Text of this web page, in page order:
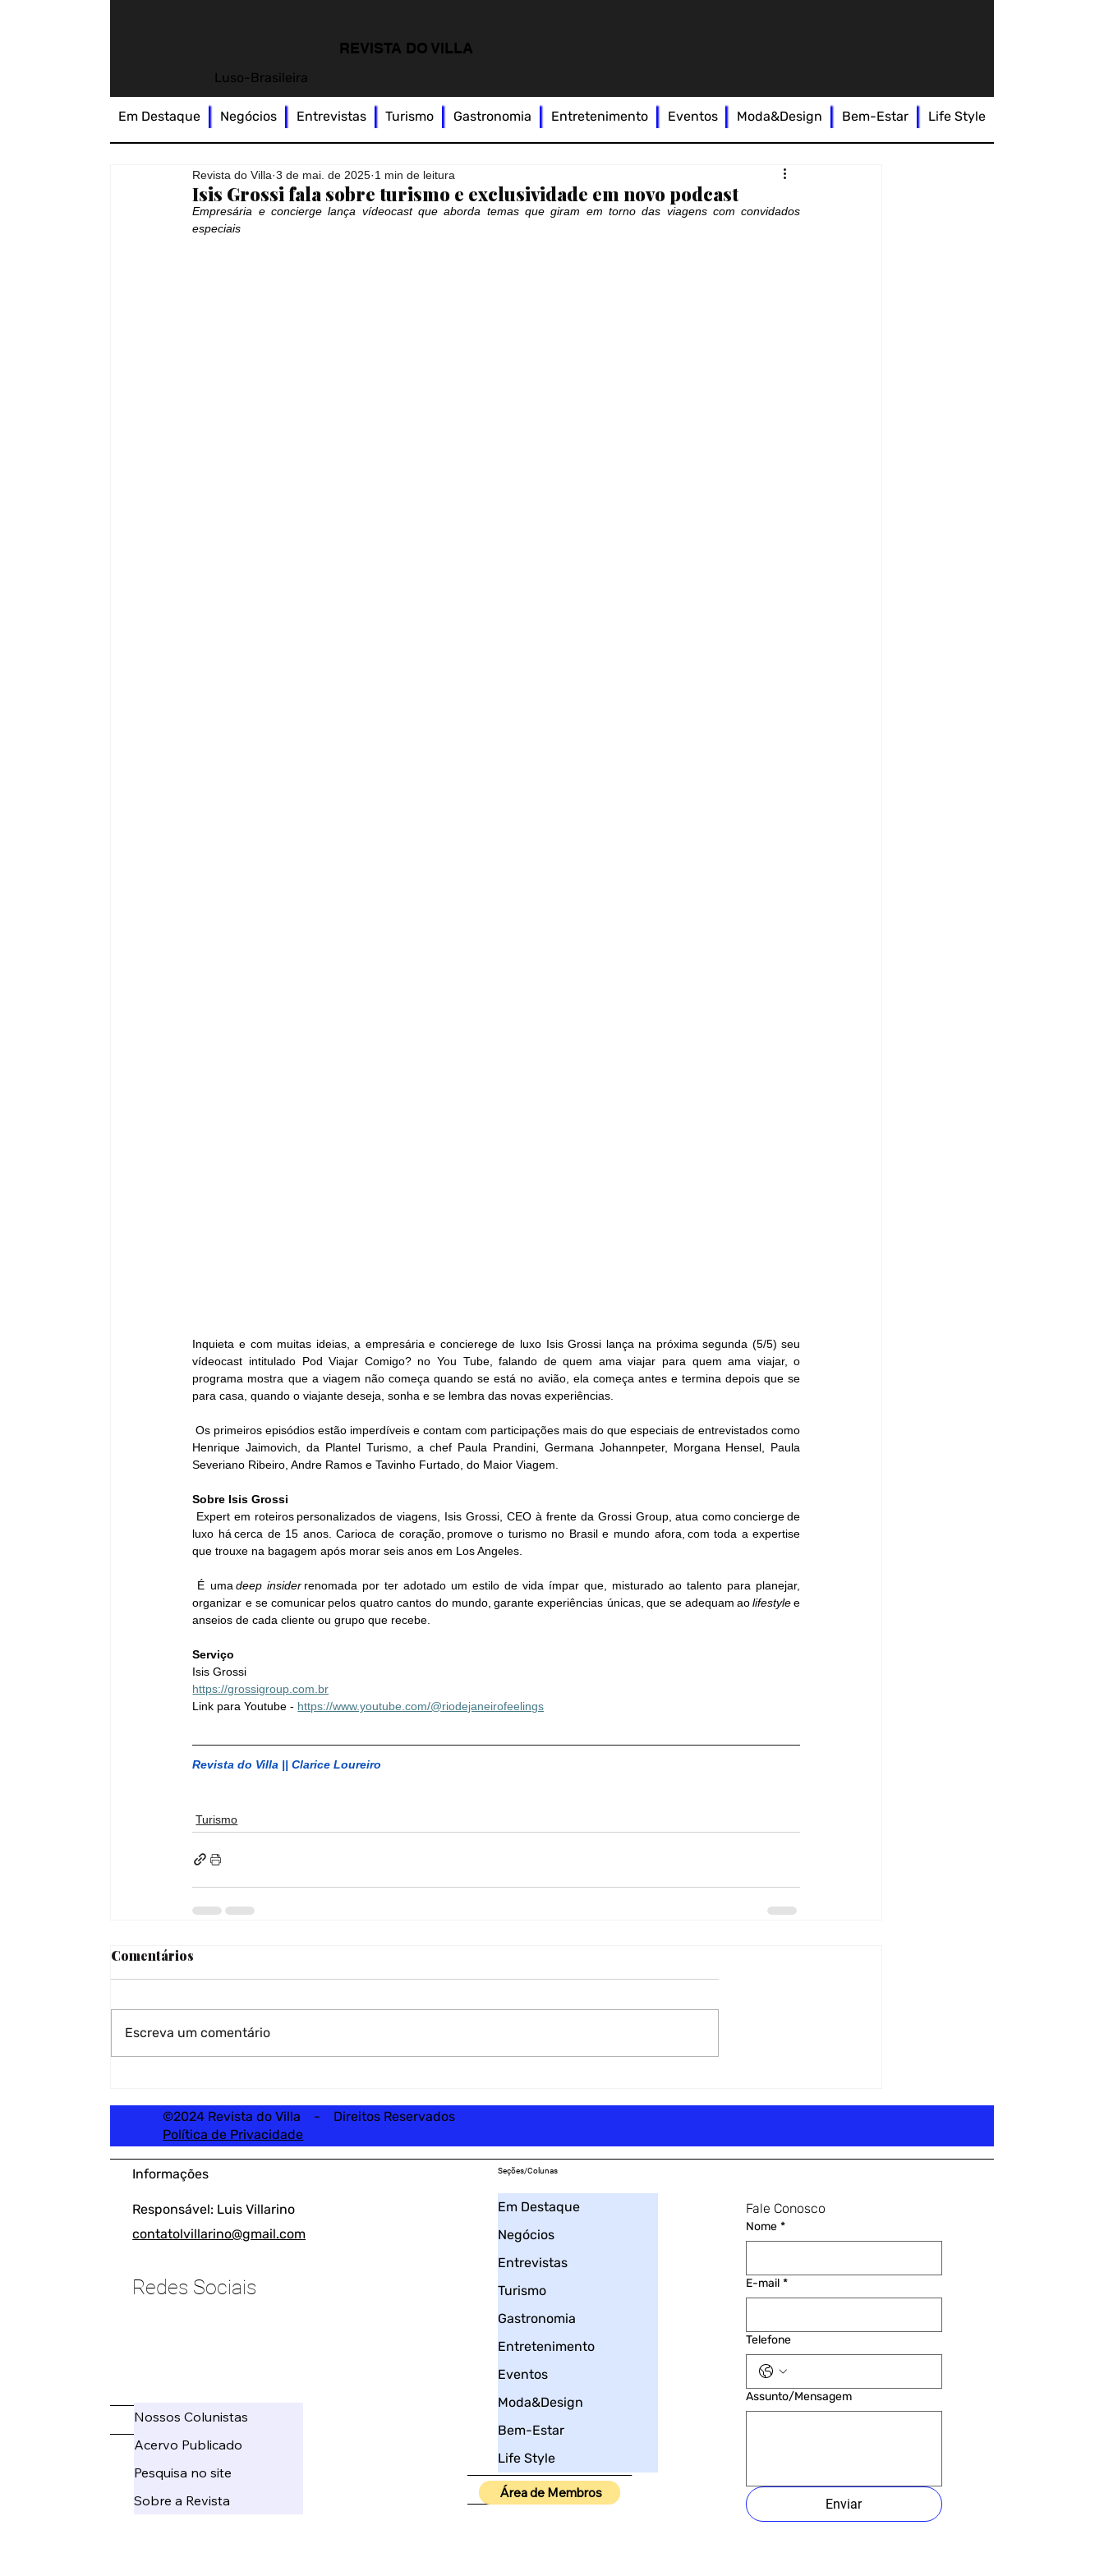
REVISTA DO VILLA
Luso-Brasileira
Isis Grossi fala sobre turismo e exclusividade em novo podcast
Revista do Villa 3 de mai. de 2025 1 min de leitura
Empresária e concierge lança vídeocast que aborda temas que giram em torno das viagens com convidados
especiais
Inquieta e com muitas ideias, a empresária e concierege de luxo Isis Grossi lança na próxima segunda (5/5) seu
vídeocast intitulado Pod Viajar Comigo? no You Tube, falando de quem ama viajar para quem ama viajar, o
programa mostra que a viagem não começa quando se está no avião, ela começa antes e termina depois que se
para casa, quando o viajante deseja, sonha e se lembra das novas experiências.
Os primeiros episódios estão imperdíveis e contam com participações mais do que especiais de entrevistados como
Henrique Jaimovich, da Plantel Turismo, a chef Paula Prandini, Germana Johannpeter, Morgana Hensel, Paula
Severiano Ribeiro, Andre Ramos e Tavinho Furtado, do Maior Viagem.
Sobre Isis Grossi
luxo há cerca de 15 anos. Carioca de coração, promove o turismo no Brasil e mundo afora, com toda a expertise
que trouxe na bagagem após morar seis anos em Los Angeles.
É uma deep insider renomada por ter adotado um estilo de vida ímpar que, misturado ao talento para planejar,
organizar e se comunicar pelos quatro cantos do mundo, garante experiências únicas, que se adequam ao lifestyle e
anseios de cada cliente ou grupo que recebe.
Serviço
Isis Grossi
https://grossigroup.com.br
Link para Youtube - https://www.youtube.com/@riodejaneirofeelings
Revista do Villa || Clarice Loureiro
Turismo
Comentários
Escreva um comentário
Em Destaque Negócios Entrevistas Turismo Gastronomia Entretenimento Eventos Moda&Design Bem-Estar Life Style
©2024 Revista do Villa - Direitos Reservados
Política de Privacidade
Fale Conosco
Nome *
E-mail *
Telefone
Assunto/Mensagem
Enviar
Informações
Responsável: Luis Villarino
contatolvillarino@gmail.com
Redes Sociais
_____
Nossos Colunistas
Acervo Publicado
Pesquisa no site
Sobre a Revista
Seções/Colunas
Em Destaque
Negócios
Entrevistas
Turismo
Gastronomia
Entretenimento
Eventos
Moda&Design
Bem-Estar
Life Style
____________________
_____Área de Membros